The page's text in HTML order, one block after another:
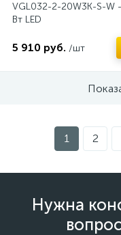
VGL032-2-20W3K-S-W
Вт LED
5 910 руб. /шт
1 2
Нужна